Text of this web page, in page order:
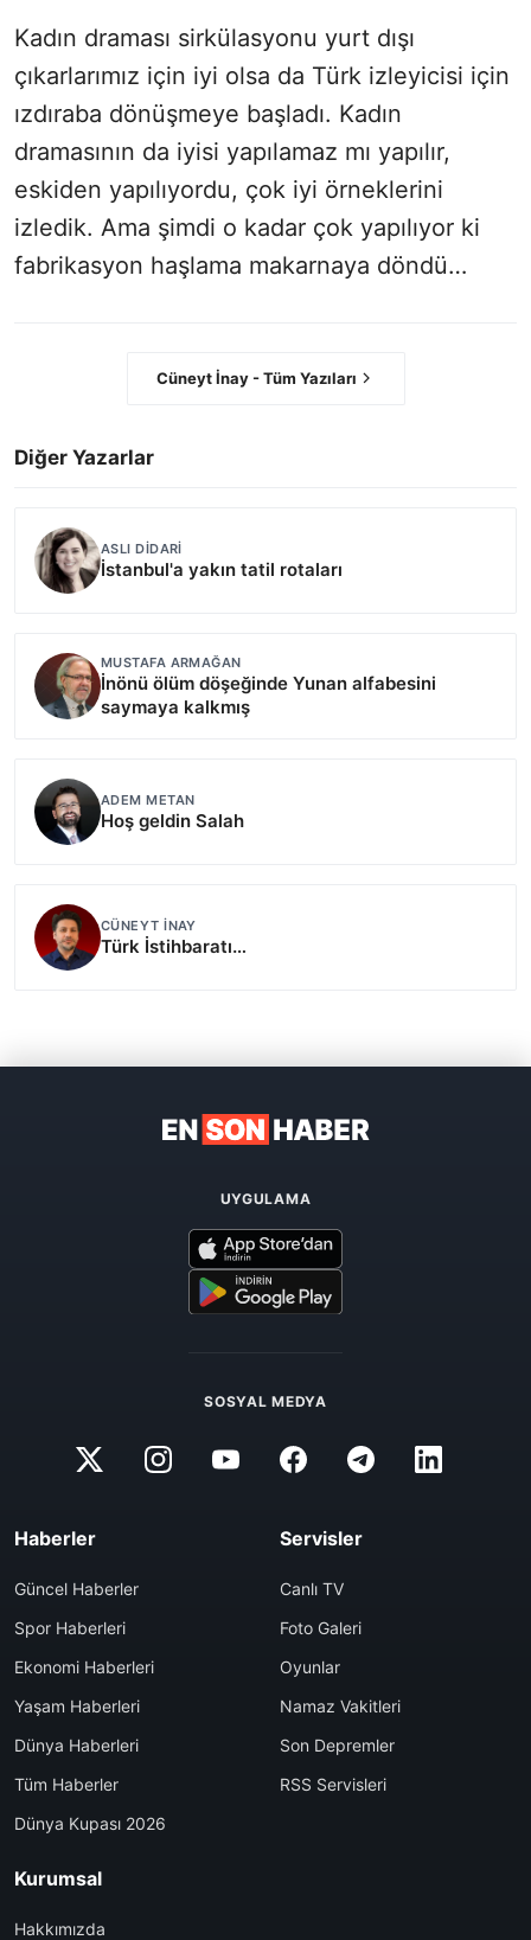
Kadın draması sirkülasyonu yurt dışı
çıkarlarımız için iyi olsa da Türk izleyicisi için
ızdıraba dönüşmeye başladı. Kadın
dramasının da iyisi yapılamaz mı yapılır,
eskiden yapılıyordu, çok iyi örneklerini
izledik. Ama şimdi o kadar çok yapılıyor ki
fabrikasyon haşlama makarnaya döndü…
Cüneyt İnay - Tüm Yazıları
Diğer Yazarlar
ASLI DIDARI
İstanbul'a yakın tatil rotaları
MUSTAFA ARMAĞAN
İnönü ölüm döşeğinde Yunan alfabesini
saymaya kalkmış
ADEM METAN
Hoş geldin Salah
CÜNEYT İNAY
Türk İstihbaratı…
UYGULAMA
SOSYAL MEDYA
Haberler
Güncel Haberler
Spor Haberleri
Ekonomi Haberleri
Yaşam Haberleri
Dünya Haberleri
Tüm Haberler
Dünya Kupası 2026
Servisler
Canlı TV
Foto Galeri
Oyunlar
Namaz Vakitleri
Son Depremler
RSS Servisleri
Kurumsal
Hakkımızda